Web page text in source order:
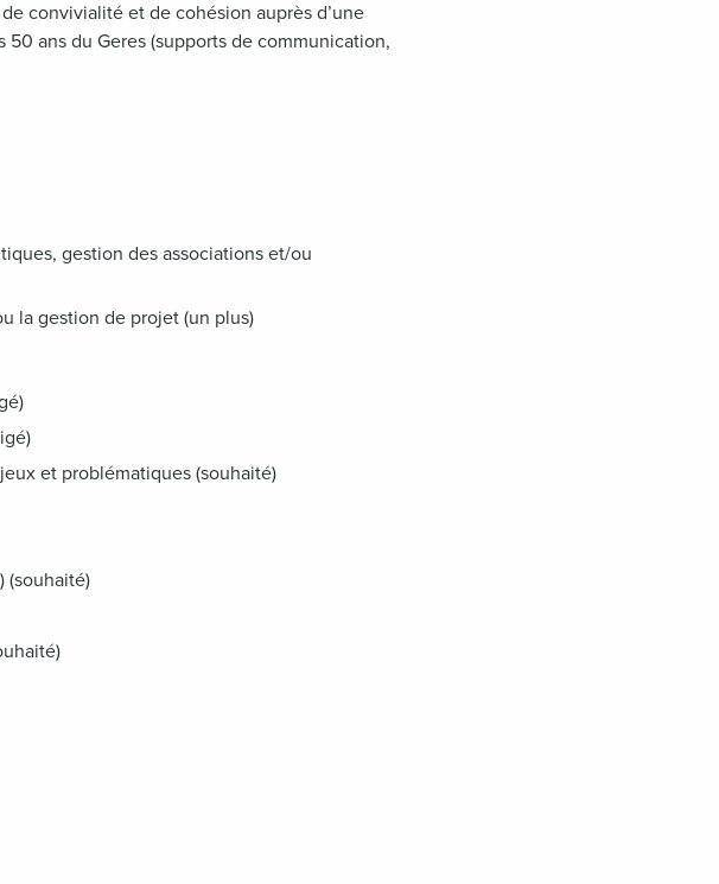
convivialité et de cohésion auprès d’une
ans du Geres (supports de communication,
gestion des associations et/ou
la gestion de projet (un plus)
et problématiques (souhaité)
(souhaité)